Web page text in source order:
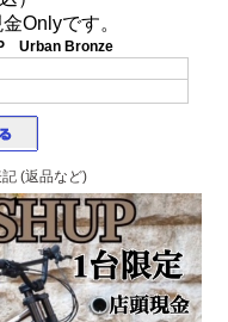
Onlyです。
Urban Bronze
(返品など)